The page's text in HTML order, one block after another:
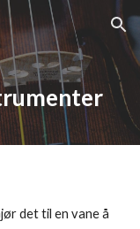
Skip to navigation
det til en vane å